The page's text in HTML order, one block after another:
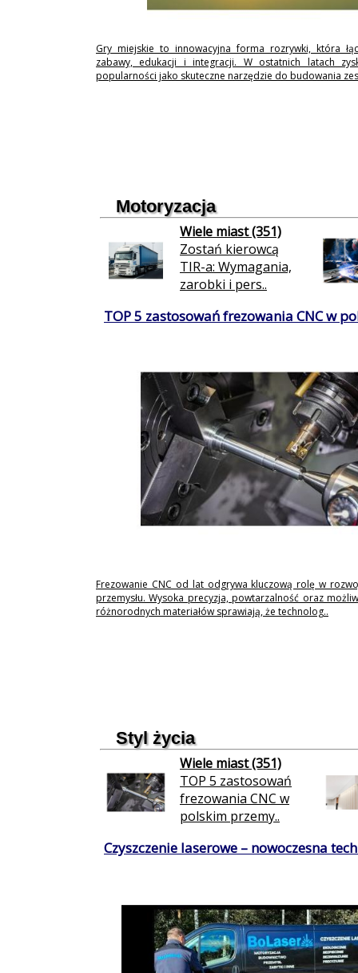
Gry miejskie to innowacyjna forma rozrywki, która
zabawy, edukacji i integracji. W ostatnich latach
popularności jako skuteczne narzędzie do budowania
Motoryzacja
Wiele miast (351)
Zostań kierowcą
TIR-a: Wymagania,
zarobki i pers..
TOP 5 zastosowań frezowania CNC w
Frezowanie CNC od lat odgrywa kluczową rolę w
przemysłu. Wysoka precyzja, powtarzalność oraz
różnorodnych materiałów sprawiają, że technolog..
Styl życia
Wiele miast (351)
TOP 5 zastosowań
frezowania CNC w
polskim przemy..
Czyszczenie laserowe – nowoczesna